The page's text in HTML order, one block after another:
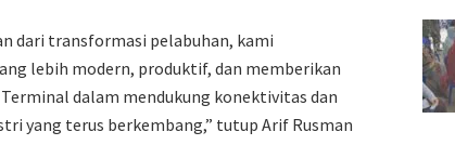
dari transformasi pelabuhan, kami
lebih modern, produktif, dan memberikan
dalam mendukung konektivitas dan
yang terus berkembang,” tutup Arif Rusman